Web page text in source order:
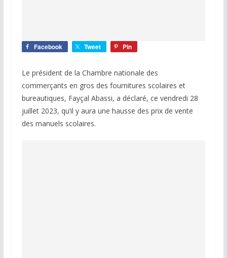
Facebook Tweet Pin
Le président de la Chambre nationale des
commerçants en gros des fournitures scolaires et
bureautiques, Fayçal Abassi, a déclaré, ce vendredi 28
juillet 2023, qu’il y aura une hausse des prix de vente
des manuels scolaires.